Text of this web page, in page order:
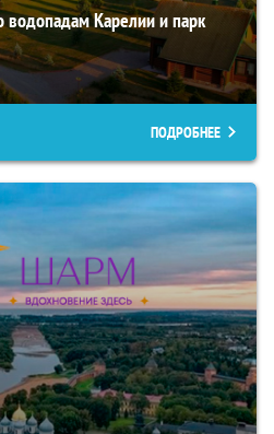
водопадам Карелии и парк
ПОДРОБНЕЕ